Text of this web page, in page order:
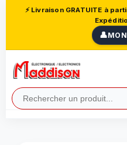
⚡ Livraison GRATUITE à
👤